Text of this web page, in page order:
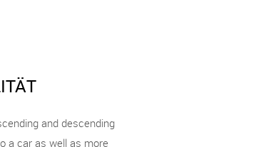
and descending
a car as well as more